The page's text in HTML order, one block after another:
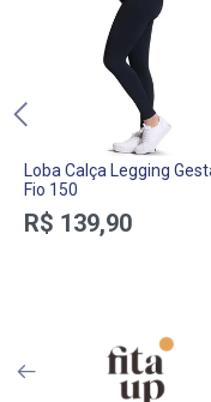
Loba Calça Legging
Fio 150
R$ 139,90